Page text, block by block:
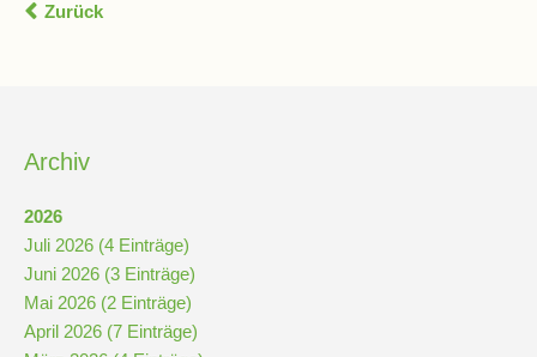
Digitalisierung
Streitschlichtung
Zurück
Archiv
2026
Juli 2026 (4 Einträge)
Juni 2026 (3 Einträge)
Mai 2026 (2 Einträge)
April 2026 (7 Einträge)